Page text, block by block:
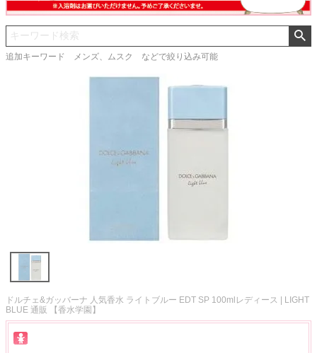
追加キーワード メンズ、ムスク などで絞り込み可能
ドルチェ&ガッバーナ 人気香水 ライトブルー EDT SP 100mlレディース | LIGHT
BLUE 通販 【香水学園】